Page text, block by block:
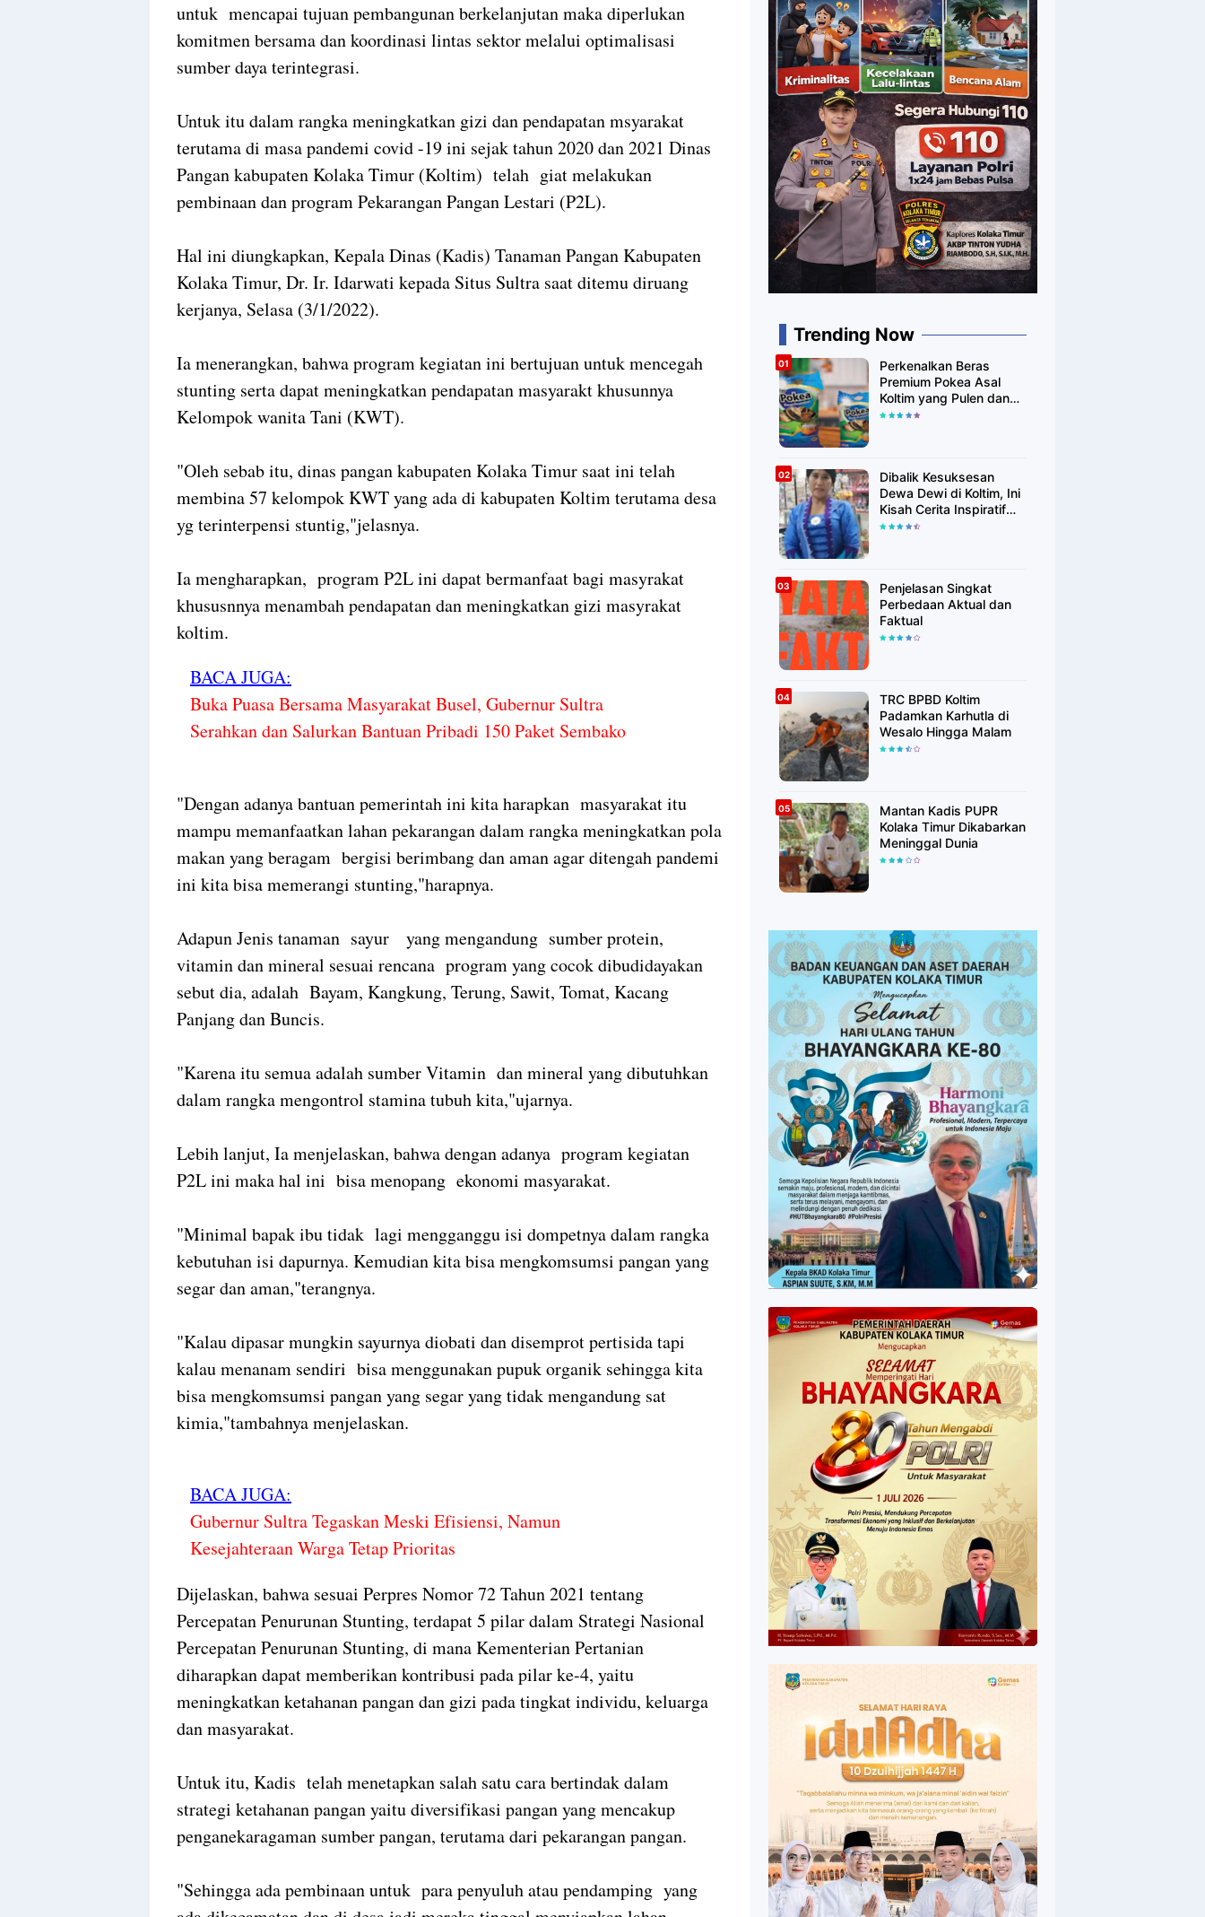
untuk mencapai tujuan pembangunan berkelanjutan maka diperlukan
komitmen bersama dan koordinasi lintas sektor melalui optimalisasi
sumber daya terintegrasi.
Untuk itu dalam rangka meningkatkan gizi dan pendapatan msyarakat
terutama di masa pandemi covid -19 ini sejak tahun 2020 dan 2021 Dinas
Pangan kabupaten Kolaka Timur (Koltim) telah giat melakukan
pembinaan dan program Pekarangan Pangan Lestari (P2L).
Hal ini diungkapkan, Kepala Dinas (Kadis) Tanaman Pangan Kabupaten
Kolaka Timur, Dr. Ir. Idarwati kepada Situs Sultra saat ditemu diruang
kerjanya, Selasa (3/1/2022).
Ia menerangkan, bahwa program kegiatan ini bertujuan untuk mencegah
stunting serta dapat meningkatkan pendapatan masyarakt khusunnya
Kelompok wanita Tani (KWT).
"Oleh sebab itu, dinas pangan kabupaten Kolaka Timur saat ini telah
membina 57 kelompok KWT yang ada di kabupaten Koltim terutama desa
yg terinterpensi stuntig,"jelasnya.
Ia mengharapkan, program P2L ini dapat bermanfaat bagi masyrakat
khususnnya menambah pendapatan dan meningkatkan gizi masyrakat
koltim.
BACA JUGA:
Buka Puasa Bersama Masyarakat Busel, Gubernur Sultra
Serahkan dan Salurkan Bantuan Pribadi 150 Paket Sembako
"Dengan adanya bantuan pemerintah ini kita harapkan masyarakat itu
mampu memanfaatkan lahan pekarangan dalam rangka meningkatkan pola
makan yang beragam bergisi berimbang dan aman agar ditengah pandemi
ini kita bisa memerangi stunting,"harapnya.
Adapun Jenis tanaman sayur yang mengandung sumber protein,
vitamin dan mineral sesuai rencana program yang cocok dibudidayakan
sebut dia, adalah Bayam, Kangkung, Terung, Sawit, Tomat, Kacang
Panjang dan Buncis.
"Karena itu semua adalah sumber Vitamin dan mineral yang dibutuhkan
dalam rangka mengontrol stamina tubuh kita,"ujarnya.
Lebih lanjut, Ia menjelaskan, bahwa dengan adanya program kegiatan
P2L ini maka hal ini bisa menopang ekonomi masyarakat.
"Minimal bapak ibu tidak lagi mengganggu isi dompetnya dalam rangka
kebutuhan isi dapurnya. Kemudian kita bisa mengkomsumsi pangan yang
segar dan aman,"terangnya.
"Kalau dipasar mungkin sayurnya diobati dan disemprot pertisida tapi
kalau menanam sendiri bisa menggunakan pupuk organik sehingga kita
bisa mengkomsumsi pangan yang segar yang tidak mengandung sat
kimia,"tambahnya menjelaskan.
BACA JUGA:
Gubernur Sultra Tegaskan Meski Efisiensi, Namun
Kesejahteraan Warga Tetap Prioritas
Dijelaskan, bahwa sesuai Perpres Nomor 72 Tahun 2021 tentang
Percepatan Penurunan Stunting, terdapat 5 pilar dalam Strategi Nasional
Percepatan Penurunan Stunting, di mana Kementerian Pertanian
diharapkan dapat memberikan kontribusi pada pilar ke-4, yaitu
meningkatkan ketahanan pangan dan gizi pada tingkat individu, keluarga
dan masyarakat.
Untuk itu, Kadis telah menetapkan salah satu cara bertindak dalam
strategi ketahanan pangan yaitu diversifikasi pangan yang mencakup
penganekaragaman sumber pangan, terutama dari pekarangan pangan.
"Sehingga ada pembinaan untuk para penyuluh atau pendamping yang
Trending Now
Perkenalkan Beras
Premium Pokea Asal
Koltim yang Pulen dan
Putih Alami
Dibalik Kesuksesan
Dewa Dewi di Koltim, Ini
Kisah Cerita Inspiratif
Singkatnya
Penjelasan Singkat
Perbedaan Aktual dan
Faktual
TRC BPBD Koltim
Padamkan Karhutla di
Wesalo Hingga Malam
Mantan Kadis PUPR
Kolaka Timur Dikabarkan
Meninggal Dunia